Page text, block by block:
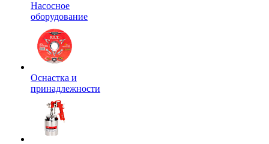
Насосное
оборудование
Оснастка и
принадлежности